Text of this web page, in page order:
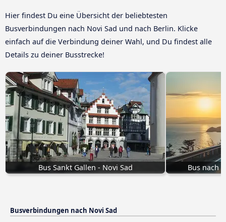
Hier findest Du eine Übersicht der beliebtesten
Busverbindungen nach Novi Sad und nach Berlin. Klicke
einfach auf die Verbindung deiner Wahl, und Du findest alle
Details zu deiner Busstrecke!
Bus Sankt Gallen - Novi Sad Bus nach
Busverbindungen nach Novi Sad